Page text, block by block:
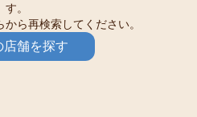
す。
ら再検索してください。
店舗を探す